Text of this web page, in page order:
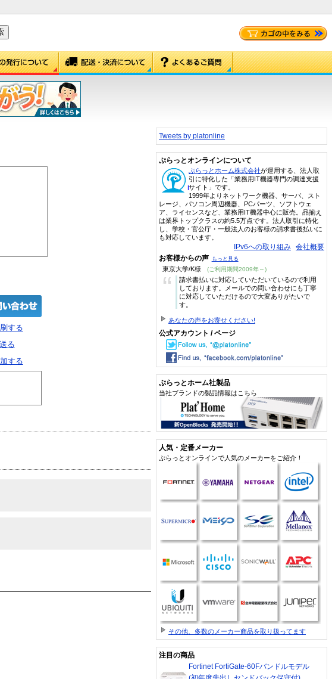
する
る
する
Tweets by platonline
ぷらっとオンラインについて
ぷらっとホーム株式会社が運用する、法人取
引に特化した「業務用IT機器専門の調達支援
サイト」です。
1999年よりネットワーク機器、サーバ、スト
レージ、パソコン周辺機器、PCパーツ、ソフトウェ
ア、ライセンスなど、業務用IT機器中心に販売。品揃え
は業界トップクラスの約5.5万点です。法人取引に特化
し、学校・官公庁・一般法人のお客様の請求書後払いに
も対応しています。
IPv6への取り組み 会社概要
お客様からの声 もっと見る
東京大学/K様 (ご利用期間2009年～)
“
請求書払いに対応していただいているので利用
しております。メールでの問い合わせにも丁寧
に対応していただけるので大変ありがたいで
す。
あなたの声をお寄せください!
公式アカウント / ページ
ぷらっとホーム社製品
当社ブランドの製品情報はこちら
人気・定番メーカー
ぷらっとオンラインで人気のメーカーをご紹介！
その他、多数のメーカー商品を取り扱ってます
注目の商品
Fortinet FortiGate-60Fバンドルモデル